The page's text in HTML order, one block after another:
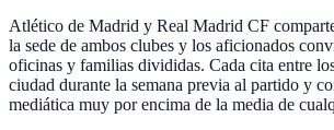
Atlético de Madrid y Real Madrid CF
la sede de ambos clubes y los aficionados
oficinas y familias divididas. Cada cita entre
ciudad durante la semana previa al partido y
mediática muy por encima de la media de